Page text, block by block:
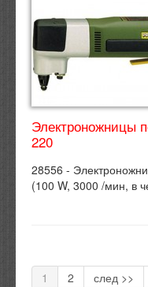
Электроножницы
220
28556 -
(100 W, 3000 /мин, в
1 2 след >>